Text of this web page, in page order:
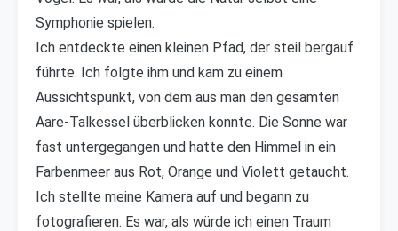
Symphonie spielen.
Ich entdeckte einen kleinen Pfad, der steil bergauf
führte. Ich folgte ihm und kam zu einem
Aussichtspunkt, von dem aus man den gesamten
Aare-Talkessel überblicken konnte. Die Sonne war
fast untergegangen und hatte den Himmel in ein
Farbenmeer aus Rot, Orange und Violett getaucht.
Ich stellte meine Kamera auf und begann zu
fotografieren. Es war, als würde ich einen Traum